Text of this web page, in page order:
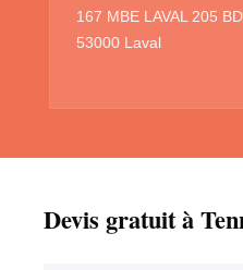
167 MBE LAVAL 205
53000 Laval
Devis gratuit à